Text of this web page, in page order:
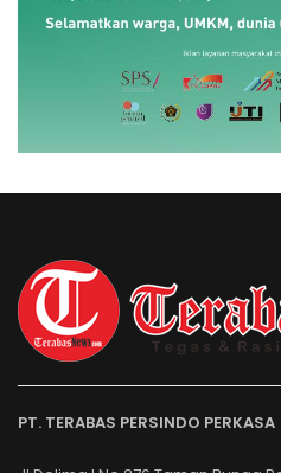
PT. TERABAS PERSINDO PERKASA